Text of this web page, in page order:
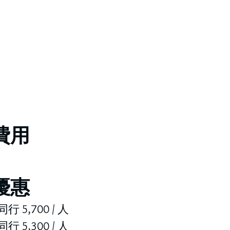
用
惠
行 5,700 / 人
行 5,300 / 人